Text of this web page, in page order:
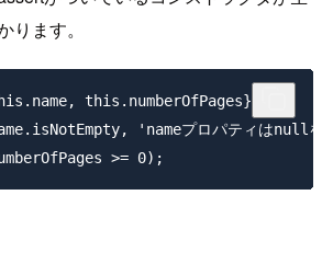
ります。
this.numberOfPages})
'nameプロパティはnullを